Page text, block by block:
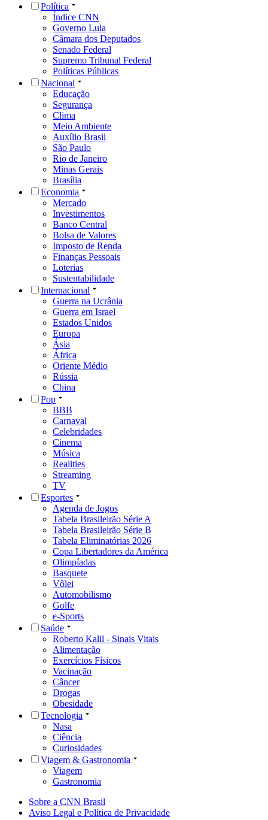
Política
Índice CNN
Governo Lula
Câmara dos Deputados
Senado Federal
Supremo Tribunal Federal
Políticas Públicas
Nacional
Educação
Segurança
Clima
Meio Ambiente
Auxílio Brasil
São Paulo
Rio de Janeiro
Minas Gerais
Brasília
Economia
Mercado
Investimentos
Banco Central
Bolsa de Valores
Imposto de Renda
Finanças Pessoais
Loterias
Sustentabilidade
Internacional
Guerra na Ucrânia
Guerra em Israel
Estados Unidos
Europa
Ásia
África
Oriente Médio
Rússia
China
Pop
BBB
Carnaval
Celebridades
Cinema
Música
Realities
Streaming
TV
Esportes
Agenda de Jogos
Tabela Brasileirão Série A
Tabela Brasileirão Série B
Tabela Eliminatórias 2026
Copa Libertadores da América
Olimpíadas
Basquete
Vôlei
Automobilismo
Golfe
e-Sports
Saúde
Roberto Kalil - Sinais Vitais
Alimentação
Exercícios Físicos
Vacinação
Câncer
Drogas
Obesidade
Tecnologia
Nasa
Ciência
Curiosidades
Viagem & Gastronomia
Viagem
Gastronomia
Sobre a CNN Brasil
Aviso Legal e Política de Privacidade